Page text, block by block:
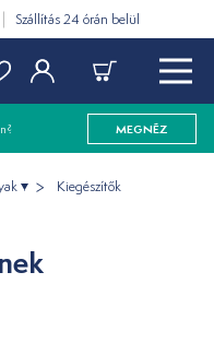
Szállítás 24 órán belül
MEGNÉZ
Kiegészítők